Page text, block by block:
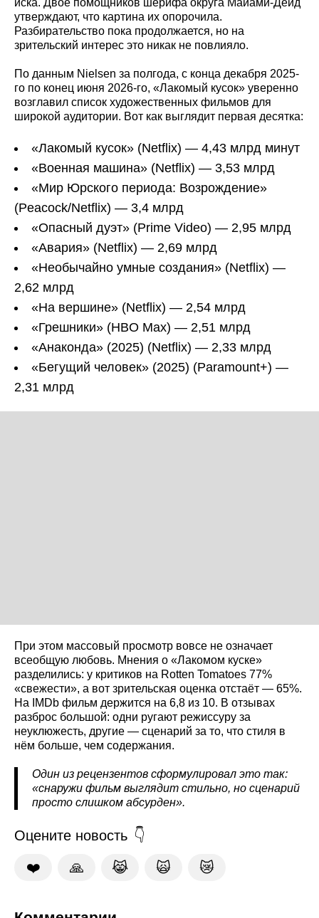
иска. Двое помощников шерифа округа Майами-Дейд
утверждают, что картина их опорочила.
Разбирательство пока продолжается, но на
зрительский интерес это никак не повлияло.
По данным Nielsen за полгода, с конца декабря 2025-
го по конец июня 2026-го, «Лакомый кусок» уверенно
возглавил список художественных фильмов для
широкой аудитории. Вот как выглядит первая десятка:
«Лакомый кусок» (Netflix) — 4,43 млрд минут
«Военная машина» (Netflix) — 3,53 млрд
«Мир Юрского периода: Возрождение»
(Peacock/Netflix) — 3,4 млрд
«Опасный дуэт» (Prime Video) — 2,95 млрд
«Авария» (Netflix) — 2,69 млрд
«Необычайно умные создания» (Netflix) —
2,62 млрд
«На вершине» (Netflix) — 2,54 млрд
«Грешники» (HBO Max) — 2,51 млрд
«Анаконда» (2025) (Netflix) — 2,33 млрд
«Бегущий человек» (2025) (Paramount+) —
2,31 млрд
При этом массовый просмотр вовсе не означает
всеобщую любовь. Мнения о «Лакомом куске»
разделились: у критиков на Rotten Tomatoes 77%
«свежести», а вот зрительская оценка отстаёт — 65%.
На IMDb фильм держится на 6,8 из 10. В отзывах
разброс большой: одни ругают режиссуру за
неуклюжесть, другие — сценарий за то, что стиля в
нём больше, чем содержания.
Один из рецензентов сформулировал это так:
«снаружи фильм выглядит стильно, но сценарий
просто слишком абсурден».
Оцените новость
❤️ 🙏 😹 🙀 😿